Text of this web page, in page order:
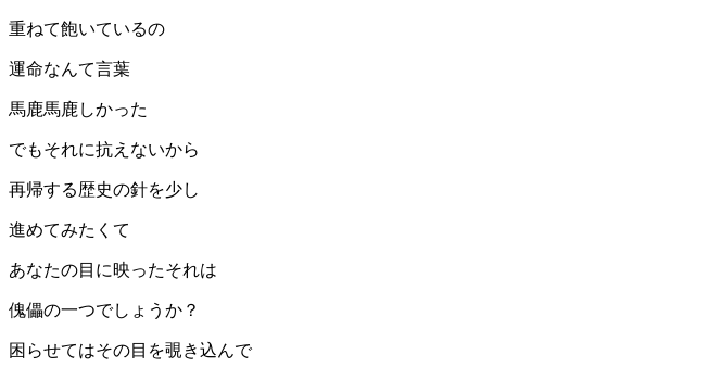
重ねて飽いているの
運命なんて言葉
馬鹿馬鹿しかった
でもそれに抗えないから
再帰する歴史の針を少し
進めてみたくて
あなたの目に映ったそれは
傀儡の一つでしょうか？
困らせてはその目を覗き込んで